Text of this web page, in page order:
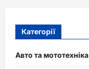
Категорії
Авто та мототехніка